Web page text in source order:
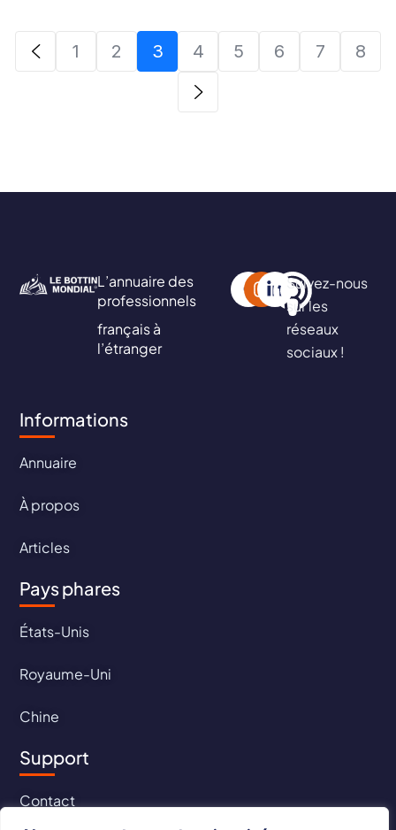
1 2 3 4 5 6 7 8
L’annuaire des
professionnels
français à
l’étranger
Suivez-nous
sur les
réseaux
sociaux !
Informations
Annuaire
À propos
Articles
Pays phares
États-Unis
Royaume-Uni
Chine
Support
Contact